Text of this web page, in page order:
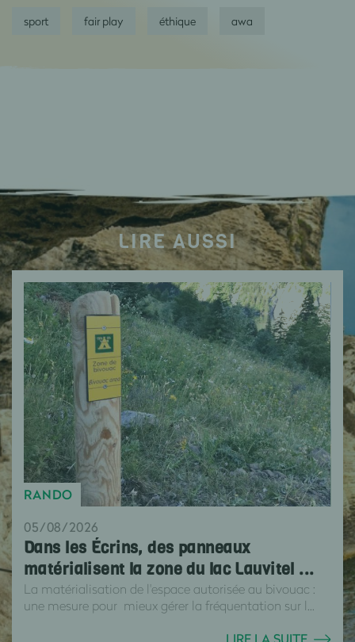
sport fair play éthique awa
LIRE AUSSI
RANDO
05/08/2026
Dans les Écrins, des panneaux
matérialisent la zone du lac Lauvitel ...
La matérialisation de l'espace autorisée au bivouac :
une mesure pour mieux gérer la fréquentation sur l...